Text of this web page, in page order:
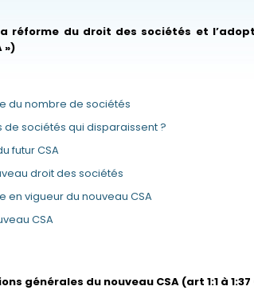
réforme du droit des sociétés et
»)
du nombre de sociétés
de sociétés qui disparaissent ?
futur CSA
droit des sociétés
en vigueur du nouveau CSA
CSA
générales du nouveau CSA (art 1:1 à 1:37